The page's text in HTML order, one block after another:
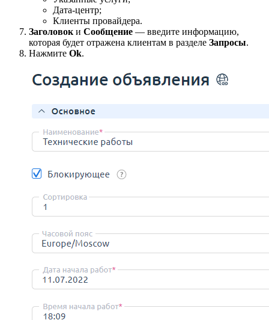
Дата-центр;
Клиенты провайдера.
Заголовоки Сообщение — введите информацию,
которая будет отражена клиентам в разделе Запросы.
Нажмите Ok.